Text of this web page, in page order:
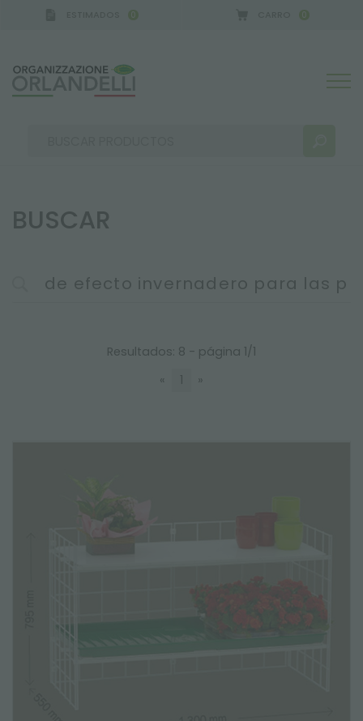
0 0
BUSCAR
Resultados: 8 - página 1/1
«
1 »